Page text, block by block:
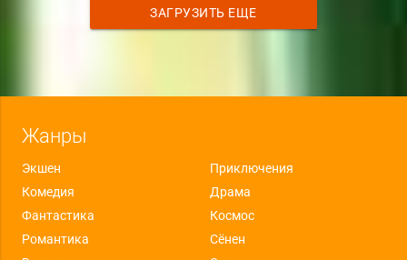
ЗАГРУЗИТЬ ЕЩЕ
Жанры
Экшен
Приключения
Комедия
Драма
Фантастика
Космос
Романтика
Сёнен